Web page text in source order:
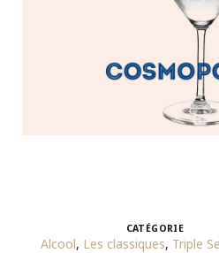
CATÉGORIE
Alcool, Les classiques, Triple